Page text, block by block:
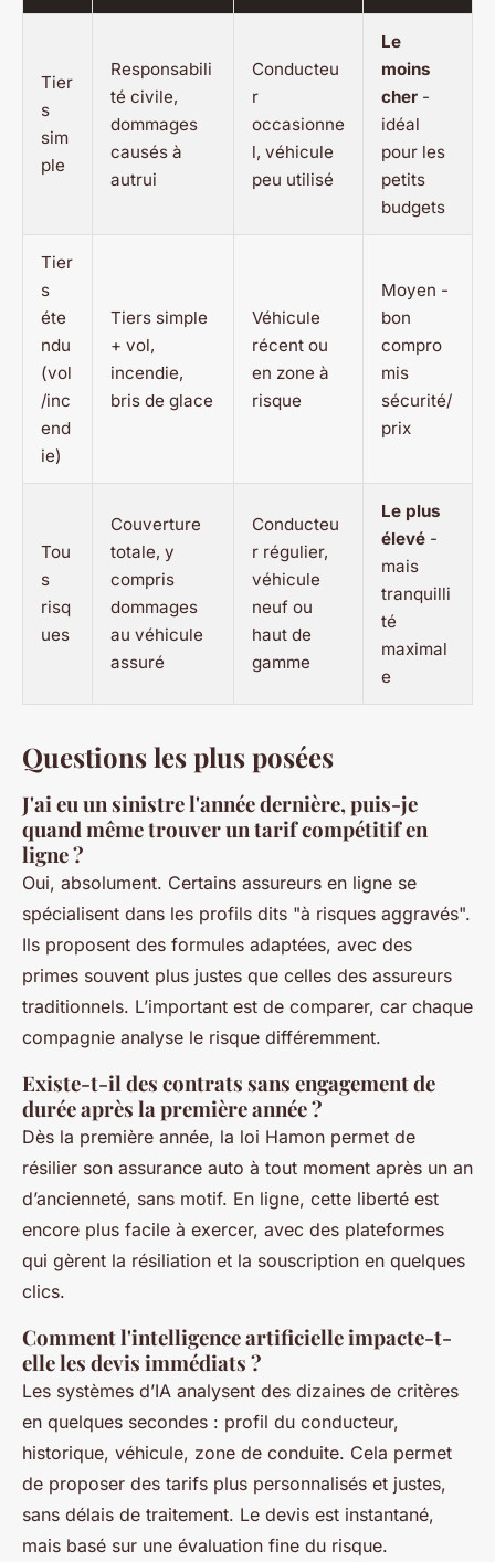
Tier
s
sim
ple
Responsabili
té civile,
dommages
causés à
autrui
Conducteu
r
occasionne
l, véhicule
peu utilisé
Le
moins
cher -
idéal
pour les
petits
budgets
Tier
s
éte
ndu
(vol
/inc
end
ie)
Tiers simple
+ vol,
incendie,
bris de glace
Véhicule
récent ou
en zone à
risque
Moyen -
bon
compro
mis
sécurité/
prix
Tou
s
risq
ues
Couverture
totale, y
compris
dommages
au véhicule
assuré
Conducteu
r régulier,
véhicule
neuf ou
haut de
gamme
Le plus
élevé -
mais
tranquilli
té
maximal
e
Questions les plus posées
J'ai eu un sinistre l'année dernière, puis-je
quand même trouver un tarif compétitif en
ligne ?
Oui, absolument. Certains assureurs en ligne se
spécialisent dans les profils dits "à risques aggravés".
Ils proposent des formules adaptées, avec des
primes souvent plus justes que celles des assureurs
traditionnels. L’important est de comparer, car chaque
compagnie analyse le risque différemment.
Existe-t-il des contrats sans engagement de
durée après la première année ?
Dès la première année, la loi Hamon permet de
résilier son assurance auto à tout moment après un an
d’ancienneté, sans motif. En ligne, cette liberté est
encore plus facile à exercer, avec des plateformes
qui gèrent la résiliation et la souscription en quelques
clics.
Comment l'intelligence artificielle impacte-t-
elle les devis immédiats ?
Les systèmes d’IA analysent des dizaines de critères
en quelques secondes : profil du conducteur,
historique, véhicule, zone de conduite. Cela permet
de proposer des tarifs plus personnalisés et justes,
sans délais de traitement. Le devis est instantané,
mais basé sur une évaluation fine du risque.